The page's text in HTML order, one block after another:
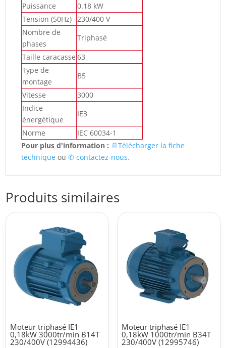
Puissance
0.18 kW
Tension (50Hz)
230/400 V
Nombre de
phases
Triphasé
Taille caracasse 63
Type de
montage
B5
Vitesse
3000
Indice
énergétique
IE3
Norme
IEC 60034-1
Pour plus d'information : 📄Télécharger la fiche
technique ou✆ contactez-nous.
Produits similaires
Moteur triphasé IE1
0,18kW 3000tr/min B14T
230/400V (12994436)
Moteur triphasé IE1
0,18kW 1000tr/min B34T
230/400V (12995746)